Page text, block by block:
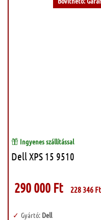
Ingyenes szállítással
Dell XPS 15 9510
290 000 Ft 228 346 Ft
Gyártó:Dell